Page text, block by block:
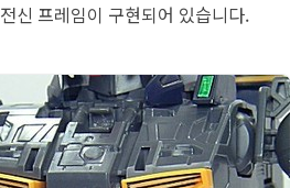
전신 프레임이 구현되어 있습니다.